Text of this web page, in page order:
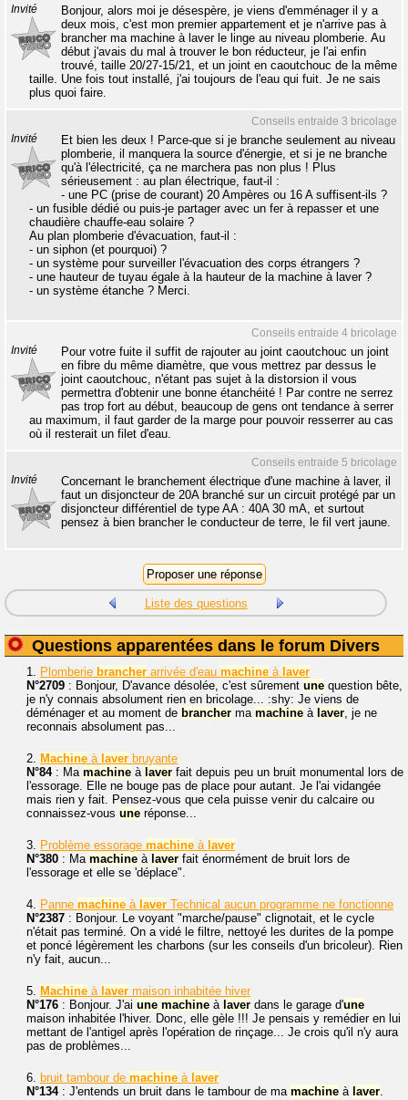
Invité
Bonjour, alors moi je désespère, je viens d'emménager il y a
deux mois, c'est mon premier appartement et je n'arrive pas à
brancher ma machine à laver le linge au niveau plomberie. Au
début j'avais du mal à trouver le bon réducteur, je l'ai enfin
trouvé, taille 20/27-15/21, et un joint en caoutchouc de la même
taille. Une fois tout installé, j'ai toujours de l'eau qui fuit. Je ne sais
plus quoi faire.
Conseils entraide 3 bricolage
Invité
Et bien les deux ! Parce-que si je branche seulement au niveau
plomberie, il manquera la source d'énergie, et si je ne branche
qu'à l'électricité, ça ne marchera pas non plus ! Plus
sérieusement : au plan électrique, faut-il :
- une PC (prise de courant) 20 Ampères ou 16 A suffisent-ils ?
- un fusible dédié ou puis-je partager avec un fer à repasser et une
chaudière chauffe-eau solaire ?
Au plan plomberie d'évacuation, faut-il :
- un siphon (et pourquoi) ?
- un système pour surveiller l'évacuation des corps étrangers ?
- une hauteur de tuyau égale à la hauteur de la machine à laver ?
- un système étanche ? Merci.
Conseils entraide 4 bricolage
Invité
Pour votre fuite il suffit de rajouter au joint caoutchouc un joint
en fibre du même diamètre, que vous mettrez par dessus le
joint caoutchouc, n'étant pas sujet à la distorsion il vous
permettra d'obtenir une bonne étanchéité ! Par contre ne serrez
pas trop fort au début, beaucoup de gens ont tendance à serrer
au maximum, il faut garder de la marge pour pouvoir resserrer au cas
où il resterait un filet d'eau.
Conseils entraide 5 bricolage
Invité
Concernant le branchement électrique d'une machine à laver, il
faut un disjoncteur de 20A branché sur un circuit protégé par un
disjoncteur différentiel de type AA : 40A 30 mA, et surtout
pensez à bien brancher le conducteur de terre, le fil vert jaune.
Liste des questions
Questions apparentées dans le forum Divers
1. Plomberie brancher arrivée d'eau machine à laver
N°2709 : Bonjour, D'avance désolée, c'est sûrement une question bête,
je n'y connais absolument rien en bricolage... :shy: Je viens de
déménager et au moment de brancher ma machine à laver, je ne
reconnais absolument pas...
2. Machine à laver bruyante
N°84: Ma machine à laver fait depuis peu un bruit monumental lors de
l'essorage. Elle ne bouge pas de place pour autant. Je l'ai vidangée
mais rien y fait. Pensez-vous que cela puisse venir du calcaire ou
connaissez-vous une réponse...
3. Problème essorage machine à laver
N°380 : Ma machine à laver fait énormément de bruit lors de
l'essorage et elle se 'déplace".
4. Panne machine à laver Technical aucun programme ne fonctionne
N°2387 : Bonjour. Le voyant "marche/pause" clignotait, et le cycle
n'était pas terminé. On a vidé le filtre, nettoyé les durites de la pompe
et poncé légèrement les charbons (sur les conseils d'un bricoleur). Rien
n'y fait, aucun...
5. Machine à laver maison inhabitée hiver
N°176 : Bonjour. J'ai une machine à laver dans le garage d'une
maison inhabitée l'hiver. Donc, elle gèle !!! Je pensais y remédier en lui
mettant de l'antigel après l'opération de rinçage... Je crois qu'il n'y aura
pas de problèmes...
6. bruit tambour de machine à laver
N°134: J'entends un bruit dans le tambour de ma machine à laver.